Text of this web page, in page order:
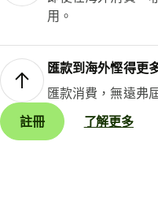
用。
匯款到海外慳得更
匯款消費，無遠弗
註冊
了解更多